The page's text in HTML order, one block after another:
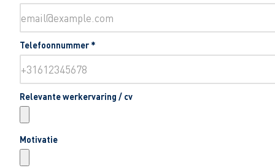
Telefoonnummer *
Relevante werkervaring / cv
Motivatie